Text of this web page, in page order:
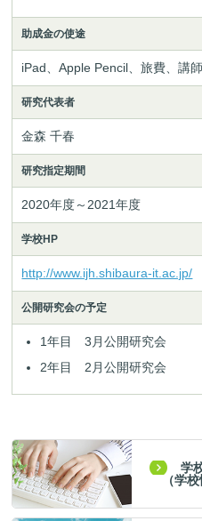
助成金の使途
iPad、Apple Pencil、旅費、講
研究代表者
金森 千春
研究指定期間
2020年度～2021年度
学校HP
http://www.ijh.shibaura-it.ac.jp/
公開研究会の予定
1年目 3月公開研究会
2年目 2月公開研究会
学
（学校